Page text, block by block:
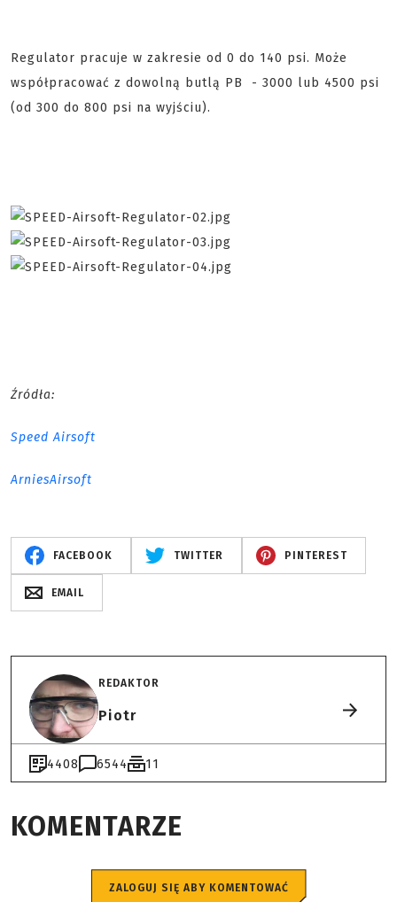
Regulator pracuje w zakresie od 0 do 140 psi. Może
współpracować z dowolną butlą PB - 3000 lub 4500 psi
(od 300 do 800 psi na wyjściu).
Źródła:
Speed Airsoft
ArniesAirsoft
FACEBOOK TWITTER PINTEREST
EMAIL
REDAKTOR
Piotr
4408 6544 11
KOMENTARZE
ZALOGUJ SIĘ ABY KOMENTOWAĆ